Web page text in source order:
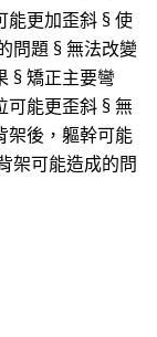
能更加歪斜 § 使
問題 § 無法改變
§ 矯正主要彎
可能更歪斜 § 無
架後，軀幹可能
架可能造成的問